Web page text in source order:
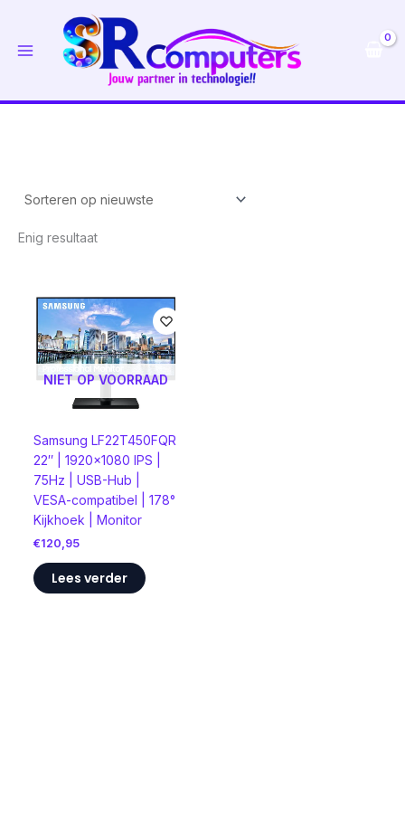
Enig resultaat
NIET OP VOORRAAD
Samsung LF22T450FQR
22″ | 1920×1080 IPS |
75Hz | USB-Hub |
VESA-compatibel | 178°
Kijkhoek | Monitor
€120,95
Lees verder